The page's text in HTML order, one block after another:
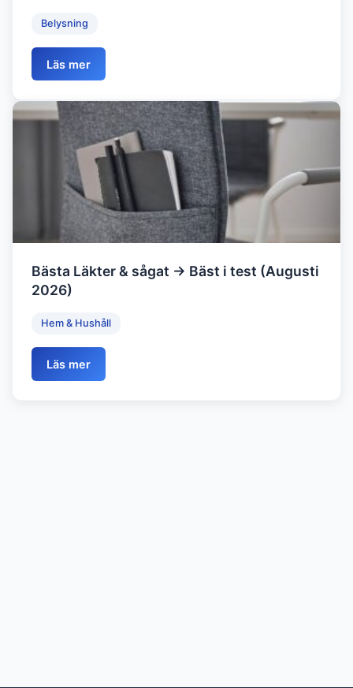
Belysning
Läs mer
Bästa Läkter & sågat → Bäst i test (Augusti
2026)
Hem & Hushåll
Läs mer